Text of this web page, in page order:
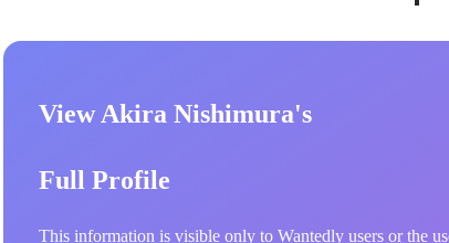
View Akira Nishimura's
Full Profile
This information is visible only to Wantedly users or the